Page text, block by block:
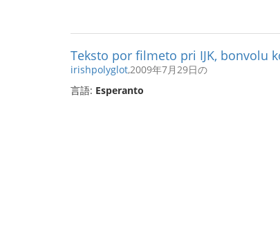
Teksto por filmeto pri IJK, bonvolu
irishpolyglot,2009年7月29日の
言語: Esperanto